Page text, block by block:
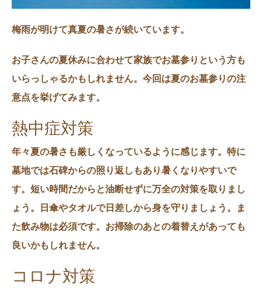
梅雨が明けて真夏の暑さが続いています。
お子さんの夏休みに合わせて家族でお墓参りという方も
いらっしゃるかもしれません。今回は夏のお墓参りの注
意点を挙げてみます。
熱中症対策
年々夏の暑さも厳しくなっているように感じます。特に
墓地では石碑からの照り返しもあり暑くなりやすいで
す。短い時間だからと油断せずに万全の対策を取りまし
ょう。
日傘やタオルで日差しから身を守りましょう。ま
た飲み物は必須です。お掃除のあとの着替え があっても
良いかもしれません。
コロナ対策